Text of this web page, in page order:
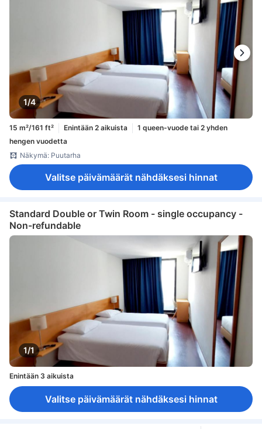
1/4
15 m²/161 ft² Enintään 2 aikuista
1 queen-vuode tai 2 yhden
hengen vuodetta
Näkymä: Puutarha
Valitse päivämäärät nähdäksesi hinnat
Standard Double or Twin Room - single occupancy -
Non-refundable
1/1
Enintään 3 aikuista
Valitse päivämäärät nähdäksesi hinnat